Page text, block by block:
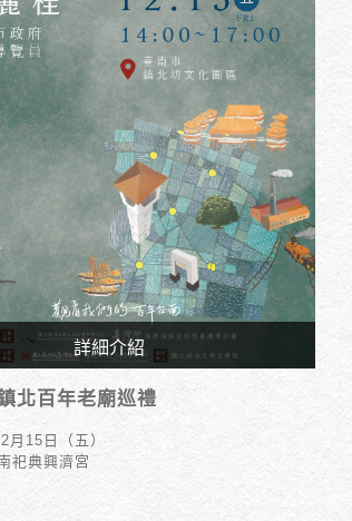
詳細介紹
12月15日（五）
南祀典興濟宮
北百年老廟巡禮
月15日（五）
祀典興濟宮